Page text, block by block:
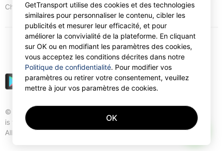
Chypre:
57 Spyrou Kyprianou,Larnaca 6051
© Gettransport International Limited. GetTransport®
is trademark of Gettransport International Limited.
All rights reserved.
EUR
GetTransport utilise des cookies et des technologies
similaires pour personnaliser le contenu, cibler les
publicités et mesurer leur efficacité, et pour
améliorer la convivialité de la plateforme. En cliquant
sur OK ou en modifiant les paramètres des cookies,
vous acceptez les conditions décrites dans notre
Politique de confidentialité. Pour modifier vos
paramètres ou retirer votre consentement, veuillez
mettre à jour vos paramètres de cookies.
OK
AI